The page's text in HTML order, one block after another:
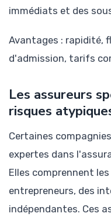
immédiats et des
Avantages : rapidité,
d'admission, tarifs
Les assureurs
risques
Certaines
expertes dans
Elles comprennent
entrepreneurs, des
indépendantes. Ces